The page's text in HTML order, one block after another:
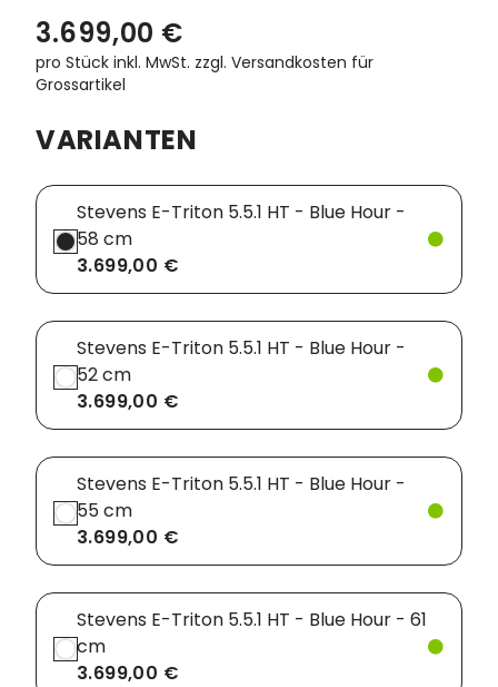
Westen
Ständer
Steuersätze
Schutzbleche
Single Speed
Taschen
Trainingsrollen
3.699,00 €
pro Stück inkl. MwSt. zzgl. Versandkosten für
Grossartikel
VARIANTEN
Stevens E-Triton 5.5.1 HT - Blue Hour -
58 cm
3.699,00 €
Stevens E-Triton 5.5.1 HT - Blue Hour -
52 cm
3.699,00 €
Stevens E-Triton 5.5.1 HT - Blue Hour -
55 cm
3.699,00 €
Stevens E-Triton 5.5.1 HT - Blue Hour - 61
cm
3.699,00 €